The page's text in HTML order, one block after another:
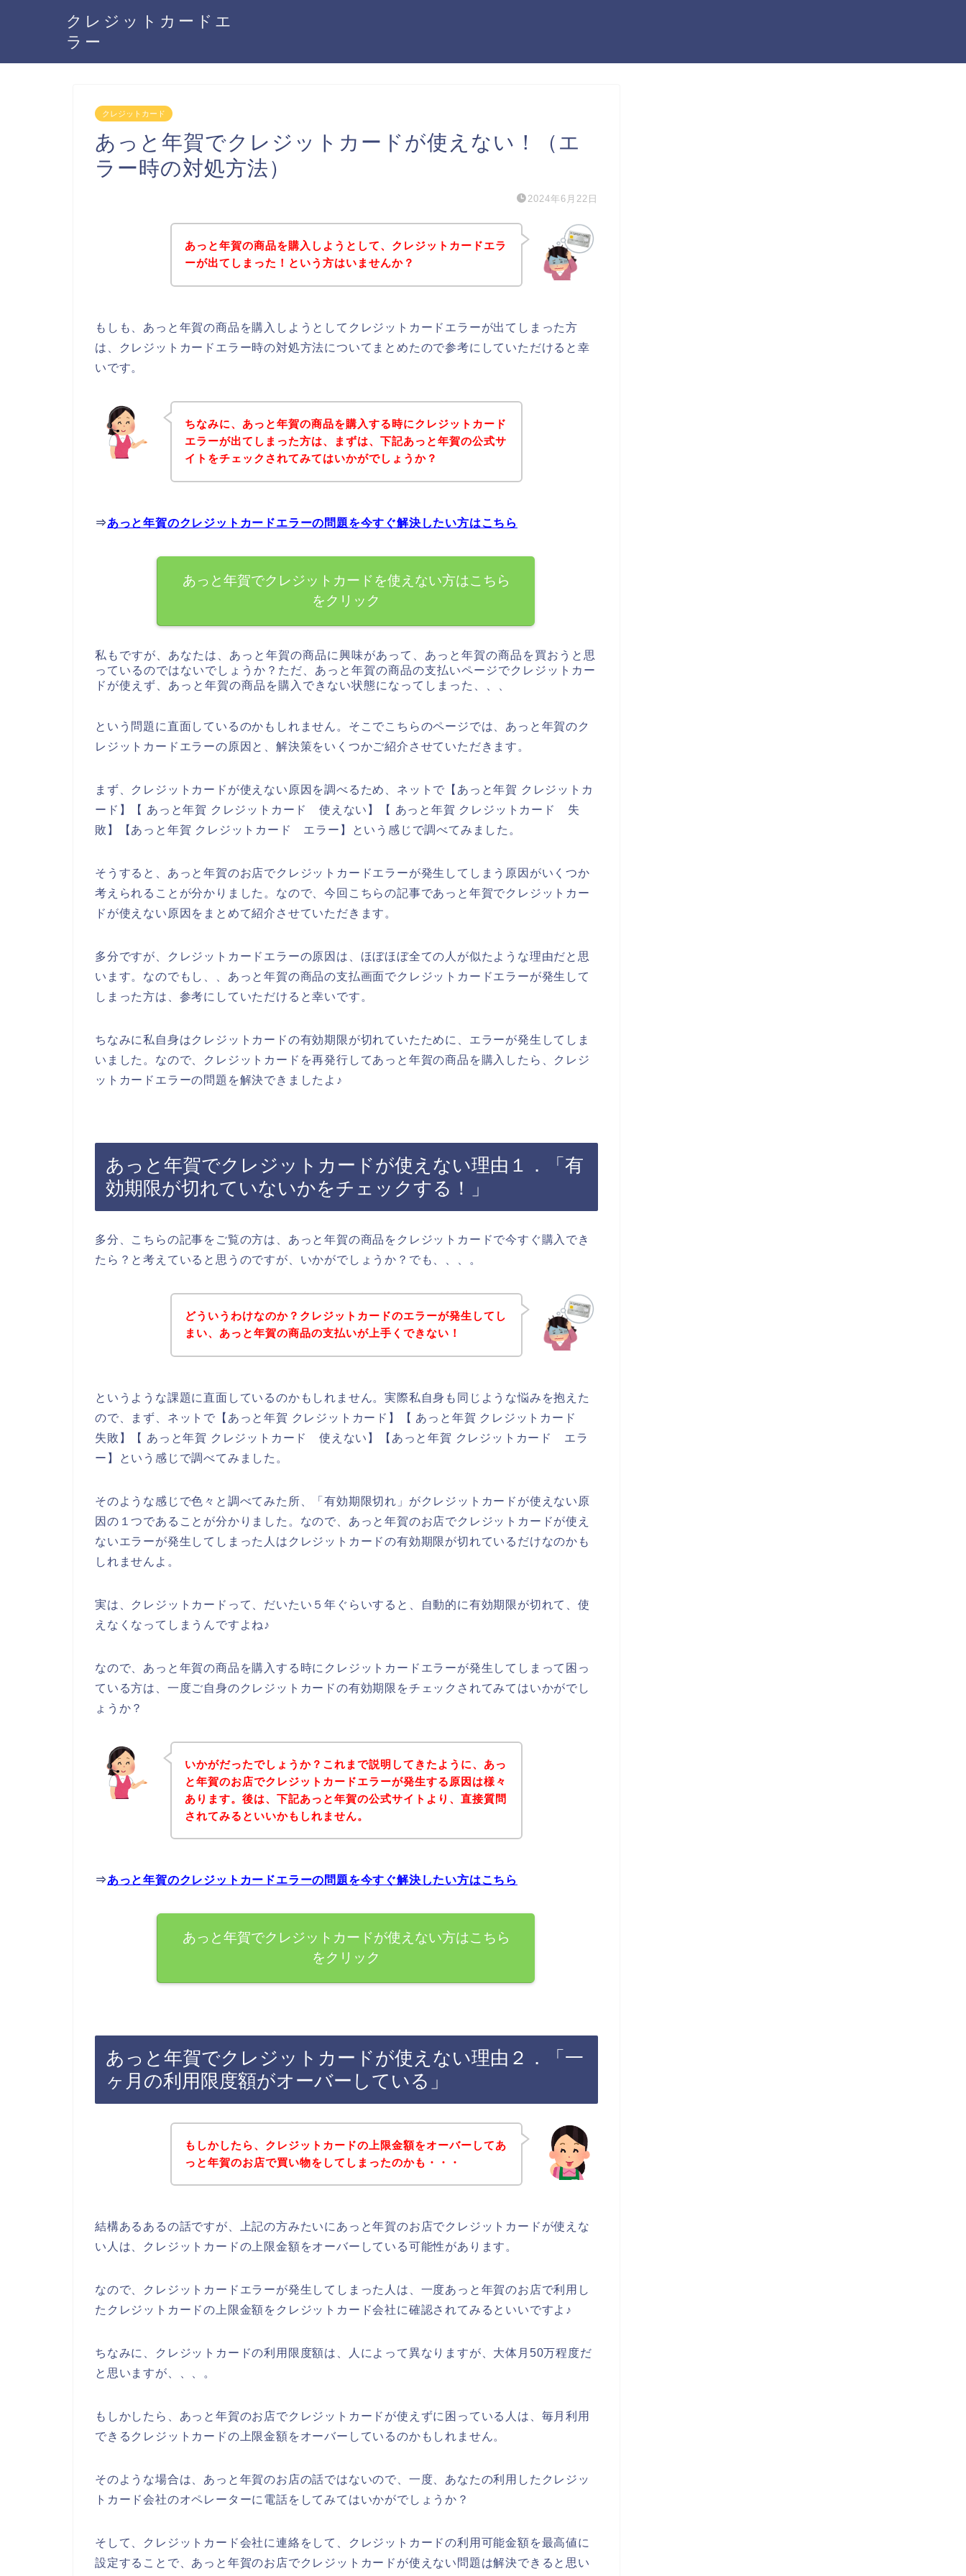
クレジットカードエ
ラー
クレジットカード
あっと年賀でクレジットカードが使えない！（エ
ラー時の対処方法）
2024年6月22日
あっと年賀の商品を購入しようとして、クレジットカードエラ
ーが出てしまった！という方はいませんか？
もしも、あっと年賀の商品を購入しようとしてクレジットカードエラーが出てしまった方
は、クレジットカードエラー時の対処方法についてまとめたので参考にしていただけると幸
いです。
ちなみに、あっと年賀の商品を購入する時にクレジットカード
エラーが出てしまった方は、まずは、下記あっと年賀の公式サ
イトをチェックされてみてはいかがでしょうか？
⇒あっと年賀のクレジットカードエラーの問題を今すぐ解決したい方はこちら
あっと年賀でクレジットカードを使えない方はこちら
をクリック
私もですが、あなたは、あっと年賀の商品に興味があって、あっと年賀の商品を買おうと思
っているのではないでしょうか？ただ、あっと年賀の商品の支払いページでクレジットカー
ドが使えず、あっと年賀の商品を購入できない状態になってしまった、、、
という問題に直面しているのかもしれません。そこでこちらのページでは、あっと年賀のク
レジットカードエラーの原因と、解決策をいくつかご紹介させていただきます。
まず、クレジットカードが使えない原因を調べるため、ネットで【あっと年賀 クレジットカ
ード】【 あっと年賀 クレジットカード 使えない】【 あっと年賀 クレジットカード 失
敗】【あっと年賀 クレジットカード エラー】という感じで調べてみました。
そうすると、あっと年賀のお店でクレジットカードエラーが発生してしまう原因がいくつか
考えられることが分かりました。なので、今回こちらの記事であっと年賀でクレジットカー
ドが使えない原因をまとめて紹介させていただきます。
多分ですが、クレジットカードエラーの原因は、ほぼほぼ全ての人が似たような理由だと思
います。なのでもし、、あっと年賀の商品の支払画面でクレジットカードエラーが発生して
しまった方は、参考にしていただけると幸いです。
ちなみに私自身はクレジットカードの有効期限が切れていたために、エラーが発生してしま
いました。なので、クレジットカードを再発行してあっと年賀の商品を購入したら、クレジ
ットカードエラーの問題を解決できましたよ♪
あっと年賀でクレジットカードが使えない理由１．「有
効期限が切れていないかをチェックする！」
多分、こちらの記事をご覧の方は、あっと年賀の商品をクレジットカードで今すぐ購入でき
たら？と考えていると思うのですが、いかがでしょうか？でも、、、。
どういうわけなのか？クレジットカードのエラーが発生してし
まい、あっと年賀の商品の支払いが上手くできない！
というような課題に直面しているのかもしれません。実際私自身も同じような悩みを抱えた
ので、まず、ネットで【あっと年賀 クレジットカード】【 あっと年賀 クレジットカード
失敗】【 あっと年賀 クレジットカード 使えない】【あっと年賀 クレジットカード エラ
ー】という感じで調べてみました。
そのような感じで色々と調べてみた所、「有効期限切れ」がクレジットカードが使えない原
因の１つであることが分かりました。なので、あっと年賀のお店でクレジットカードが使え
ないエラーが発生してしまった人はクレジットカードの有効期限が切れているだけなのかも
しれませんよ。
実は、クレジットカードって、だいたい５年ぐらいすると、自動的に有効期限が切れて、使
えなくなってしまうんですよね♪
なので、あっと年賀の商品を購入する時にクレジットカードエラーが発生してしまって困っ
ている方は、一度ご自身のクレジットカードの有効期限をチェックされてみてはいかがでし
ょうか？
いかがだったでしょうか？これまで説明してきたように、あっ
と年賀のお店でクレジットカードエラーが発生する原因は様々
あります。後は、下記あっと年賀の公式サイトより、直接質問
されてみるといいかもしれません。
⇒あっと年賀のクレジットカードエラーの問題を今すぐ解決したい方はこちら
あっと年賀でクレジットカードが使えない方はこちら
をクリック
あっと年賀でクレジットカードが使えない理由２．「一
ヶ月の利用限度額がオーバーしている」
もしかしたら、クレジットカードの上限金額をオーバーしてあ
っと年賀のお店で買い物をしてしまったのかも・・・
結構あるあるの話ですが、上記の方みたいにあっと年賀のお店でクレジットカードが使えな
い人は、クレジットカードの上限金額をオーバーしている可能性があります。
なので、クレジットカードエラーが発生してしまった人は、一度あっと年賀のお店で利用し
たクレジットカードの上限金額をクレジットカード会社に確認されてみるといいですよ♪
ちなみに、クレジットカードの利用限度額は、人によって異なりますが、大体月50万程度だ
と思いますが、、、。
もしかしたら、あっと年賀のお店でクレジットカードが使えずに困っている人は、毎月利用
できるクレジットカードの上限金額をオーバーしているのかもしれません。
そのような場合は、あっと年賀のお店の話ではないので、一度、あなたの利用したクレジッ
トカード会社のオペレーターに電話をしてみてはいかがでしょうか？
そして、クレジットカード会社に連絡をして、クレジットカードの利用可能金額を最高値に
設定することで、あっと年賀のお店でクレジットカードが使えない問題は解決できると思い